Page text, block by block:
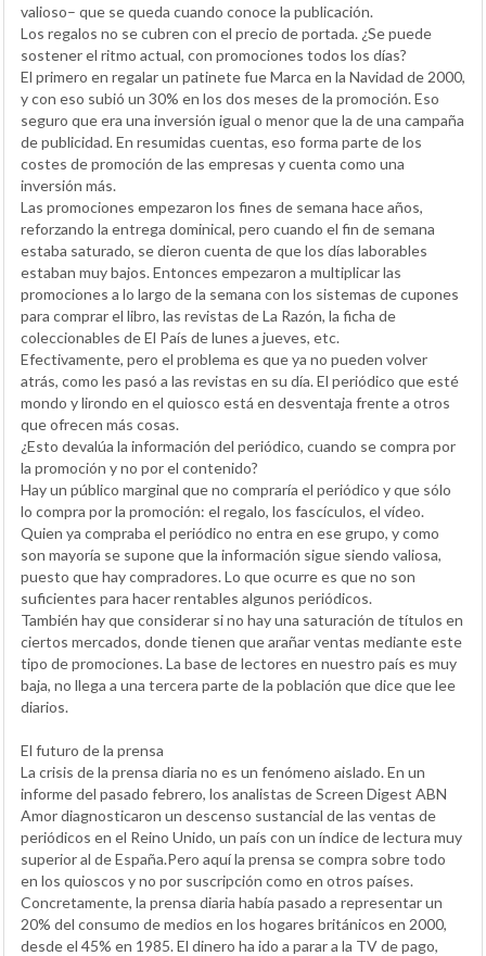
valioso– que se queda cuando conoce la publicación.
Los regalos no se cubren con el precio de portada. ¿Se puede
sostener el ritmo actual, con promociones todos los días?
El primero en regalar un patinete fue Marca en la Navidad de 2000,
y con eso subió un 30% en los dos meses de la promoción. Eso
seguro que era una inversión igual o menor que la de una campaña
de publicidad. En resumidas cuentas, eso forma parte de los
costes de promoción de las empresas y cuenta como una
inversión más.
Las promociones empezaron los fines de semana hace años,
reforzando la entrega dominical, pero cuando el fin de semana
estaba saturado, se dieron cuenta de que los días laborables
estaban muy bajos. Entonces empezaron a multiplicar las
promociones a lo largo de la semana con los sistemas de cupones
para comprar el libro, las revistas de La Razón, la ficha de
coleccionables de El País de lunes a jueves, etc.
Efectivamente, pero el problema es que ya no pueden volver
atrás, como les pasó a las revistas en su día. El periódico que esté
mondo y lirondo en el quiosco está en desventaja frente a otros
que ofrecen más cosas.
¿Esto devalúa la información del periódico, cuando se compra por
la promoción y no por el contenido?
Hay un público marginal que no compraría el periódico y que sólo
lo compra por la promoción: el regalo, los fascículos, el vídeo.
Quien ya compraba el periódico no entra en ese grupo, y como
son mayoría se supone que la información sigue siendo valiosa,
puesto que hay compradores. Lo que ocurre es que no son
suficientes para hacer rentables algunos periódicos.
También hay que considerar si no hay una saturación de títulos en
ciertos mercados, donde tienen que arañar ventas mediante este
tipo de promociones. La base de lectores en nuestro país es muy
baja, no llega a una tercera parte de la población que dice que lee
diarios.
El futuro de la prensa
La crisis de la prensa diaria no es un fenómeno aislado. En un
informe del pasado febrero, los analistas de Screen Digest ABN
Amor diagnosticaron un descenso sustancial de las ventas de
periódicos en el Reino Unido, un país con un índice de lectura muy
superior al de España.Pero aquí la prensa se compra sobre todo
en los quioscos y no por suscripción como en otros países.
Concretamente, la prensa diaria había pasado a representar un
20% del consumo de medios en los hogares británicos en 2000,
desde el 45% en 1985. El dinero ha ido a parar a la TV de pago,